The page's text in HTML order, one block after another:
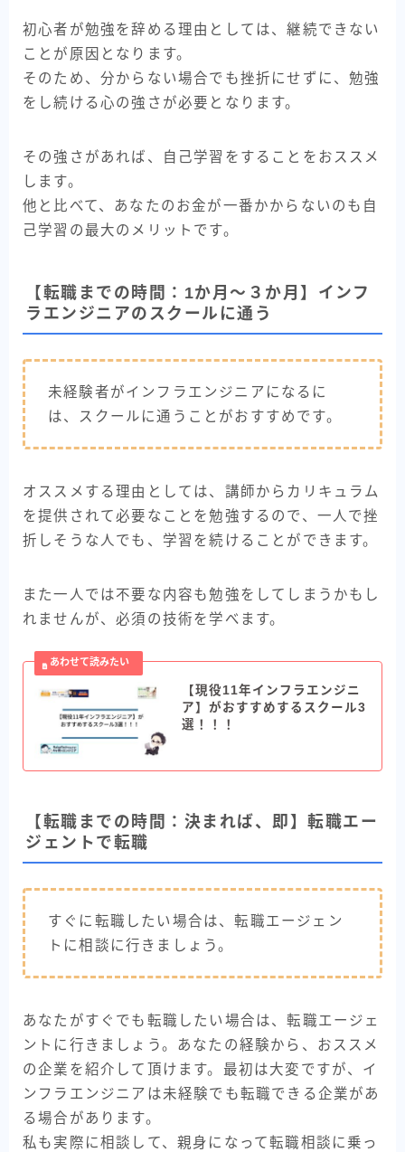
初心者が勉強を辞める理由としては、継続できない
ことが原因となります。
そのため、分からない場合でも挫折にせずに、勉強
をし続ける心の強さが必要となります。
その強さがあれば、自己学習をすることをおススメ
します。
他と比べて、あなたのお金が一番かからないのも自
己学習の最大のメリットです。
【転職までの時間：1か月～３か月】インフ
ラエンジニアのスクールに通う
未経験者がインフラエンジニアになるに
は、スクールに通うことがおすすめです。
オススメする理由としては、講師からカリキュラム
を提供されて必要なことを勉強するので、一人で挫
折しそうな人でも、学習を続けることができます。
また一人では不要な内容も勉強をしてしまうかもし
れませんが、必須の技術を学べます。
【現役11年インフラエンジニ
ア】がおすすめするスクール3
選！！！
【転職までの時間：決まれば、即】転職エー
ジェントで転職
すぐに転職したい場合は、転職エージェン
トに相談に行きましょう。
あなたがすぐでも転職したい場合は、転職エージェ
ントに行きましょう。あなたの経験から、おススメ
の企業を紹介して頂けます。最初は大変ですが、イ
ンフラエンジニアは未経験でも転職できる企業があ
る場合があります。
私も実際に相談して、親身になって転職相談に乗っ